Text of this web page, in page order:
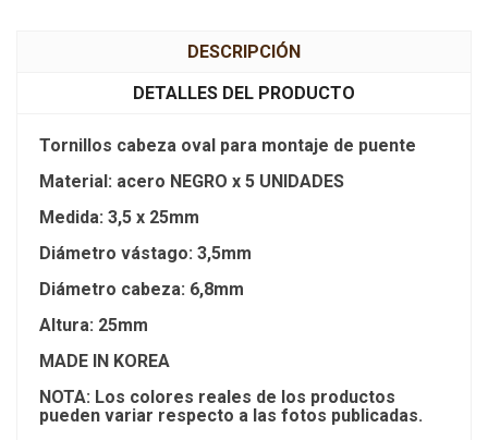
DESCRIPCIÓN
DETALLES DEL PRODUCTO
Tornillos cabeza oval para montaje de puente
Material: acero NEGRO x 5 UNIDADES
Medida: 3,5 x 25mm
Diámetro vástago: 3,5mm
Diámetro cabeza: 6,8mm
Altura: 25mm
MADE IN KOREA
NOTA: Los colores reales de los productos
pueden variar respecto a las fotos publicadas.